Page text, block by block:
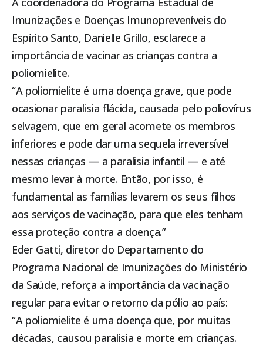
Imunizações e Doenças Imunopreveníveis do
Espírito Santo, Danielle Grillo, esclarece a
importância de vacinar as crianças contra a
poliomielite.
“A poliomielite é uma doença grave, que pode
ocasionar paralisia flácida, causada pelo poliovírus
selvagem, que em geral acomete os membros
inferiores e pode dar uma sequela irreversível
nessas crianças — a paralisia infantil — e até
mesmo levar à morte. Então, por isso, é
fundamental as famílias levarem os seus filhos
aos serviços de vacinação, para que eles tenham
essa proteção contra a doença.”
Eder Gatti, diretor do Departamento do
Programa Nacional de Imunizações do Ministério
da Saúde, reforça a importância da vacinação
regular para evitar o retorno da pólio ao país:
“A poliomielite é uma doença que, por muitas
décadas, causou paralisia e morte em crianças.